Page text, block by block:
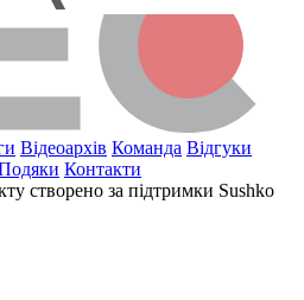
Відеоархів Команда Відгуки
Контакти
створено за підтримки Sushko